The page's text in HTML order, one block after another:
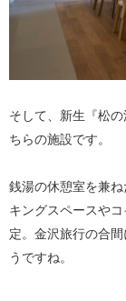
そして、新生『松
ちらの施設です。
銭湯の休憩室を兼
キングスペースや
定。金沢旅行の合
うですね。